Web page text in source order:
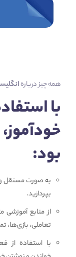
همه چیز درباره
با
بود:
به صورت مستقل و
بپردازید.
از منابع
تعاملی، بازی‌ها،
با استفاده از